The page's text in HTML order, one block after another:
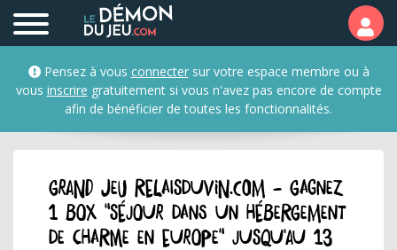
Pensez à vous connectersur votre espace membre ou à
vous inscrire gratuitement si vous n'avez pas encore de compte
afin de bénéficier de toutes les fonctionnalités.
GRAND JEU relaisduvin.com - Gagnez
1 box "Séjour dans un hébergement
de charme en Europe" jusqu'au 13